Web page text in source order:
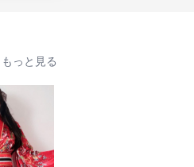
もっと見る